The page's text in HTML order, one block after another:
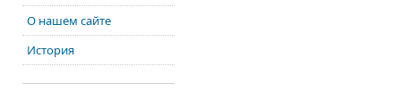
О нашем сайте
История